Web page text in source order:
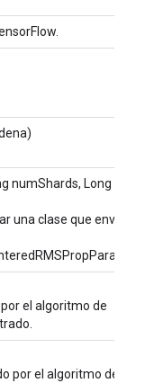
numShards, Long shardId,
una clase que envuelve
el algoritmo de
por el algoritmo de